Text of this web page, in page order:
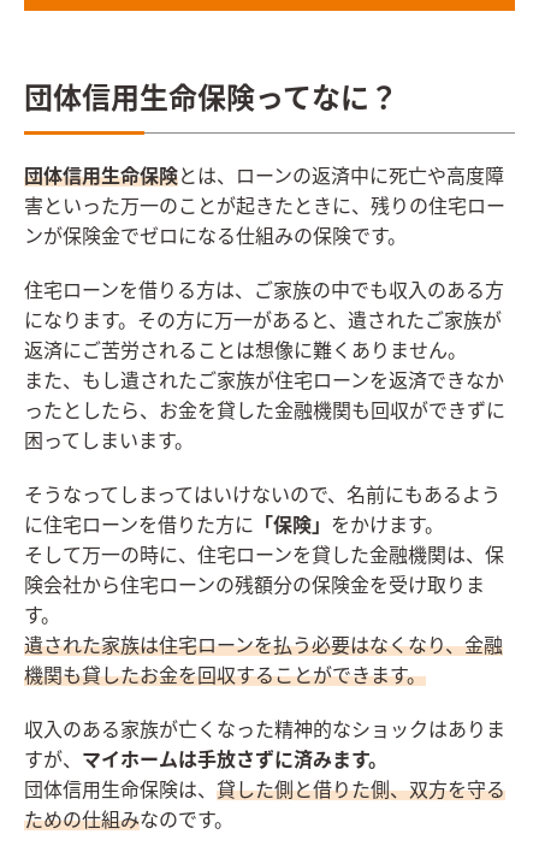
団体信用生命保険ってなに？
団体信用生命保険とは、ローンの返済中に死亡や高度障
害といった万一のことが起きたときに、残りの住宅ロー
ンが保険金でゼロになる仕組みの保険です。
住宅ローンを借りる方は、ご家族の中でも収入のある方
になります。その方に万一があると、遺されたご家族が
返済にご苦労されることは想像に難くありません。
また、もし遺されたご家族が住宅ローンを返済できなか
ったとしたら、お金を貸した金融機関も回収ができずに
困ってしまいます。
そうなってしまってはいけないので、名前にもあるよう
に住宅ローンを借りた方に 「保険」 をかけます。
そして万一の時に、住宅ローンを貸した金融機関は、保
険会社から住宅ローンの残額分の保険金を受け取りま
す。
遺された家族は住宅ローンを払う必要はなくなり、金融
機関も貸したお金を回収することができます。
収入のある家族が亡くなった精神的なショックはありま
すが、 マイホームは手放さずに済みます。
団体信用生命保険は、 貸した側と借りた側、双方を守る
ための仕組みなのです。